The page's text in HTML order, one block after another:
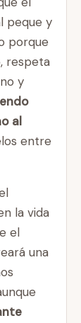
peque y
porque
respeta
y
al
entre
la vida
el
una